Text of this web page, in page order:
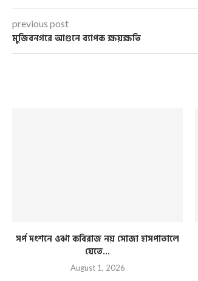
previous post
মুজিবনগরে আগুনে ব্যাপক ক্ষয়ক্ষতি
সর্প দংশনে ওঝা কবিরাজ নয় সোজা হাসপাতালে
যেতে...
August 1, 2026